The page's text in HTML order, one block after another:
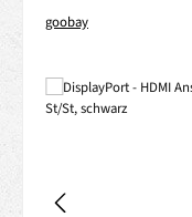
goobay
Bildergalerie